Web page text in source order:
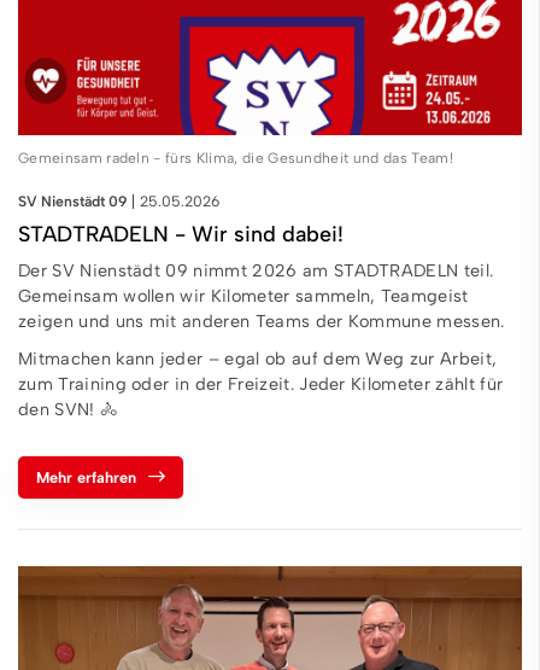
Gemeinsam radeln - fürs Klima, die Gesundheit und das Team!
SV Nienstädt 09 25.05.2026
STADTRADELN - Wir sind dabei!
Der SV Nienstädt 09 nimmt 2026 am STADTRADELN teil.
Gemeinsam wollen wir Kilometer sammeln, Teamgeist
zeigen und uns mit anderen Teams der Kommune messen.
Mitmachen kann jeder – egal ob auf dem Weg zur Arbeit,
zum Training oder in der Freizeit. Jeder Kilometer zählt für
den SVN! 🚴
Mehr erfahren